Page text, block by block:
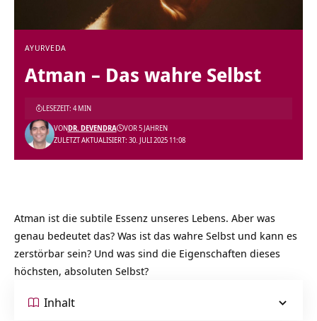
AYURVEDA
Atman – Das wahre Selbst
ZULETZT AKTUALISIERT: 30. JULI 2025 11:08
VONDR. DEVENDRA VOR 5 JAHREN
LESEZEIT: 4 MIN
Atman ist die subtile Essenz unseres Lebens. Aber was
genau bedeutet das? Was ist das wahre Selbst und kann es
zerstörbar sein? Und was sind die Eigenschaften dieses
höchsten, absoluten Selbst?
Inhalt